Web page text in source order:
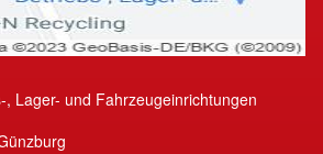
, Lager- und Fahrzeugeinrichtungen